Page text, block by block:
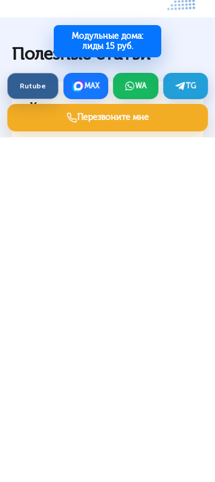
Rutube
Полезные статьи
Клиентские заявки на
инсталляции
MAX WA TG
Перезвоните мне
Модульные дома:
лиды 15 руб.